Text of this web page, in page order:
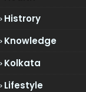
Histrory
Knowledge
Kolkata
Lifestyle